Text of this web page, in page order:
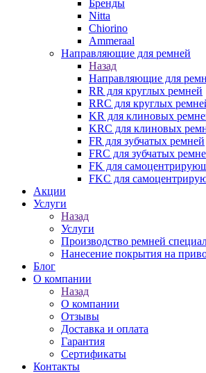
Бренды
Nitta
Chiorino
Ammeraal
Направляющие для ремней
Назад
Направляющие для
RR для круглых ремней
RRC для круглых
KR для клиновых
KRC для клиновых
FR для зубчатых ремней
FRC для зубчатых
FK для
FKC для
Акции
Услуги
Назад
Услуги
Производство ремней
Нанесение покрытия на
Блог
О компании
Назад
О компании
Отзывы
Доставка и оплата
Гарантия
Сертификаты
Контакты